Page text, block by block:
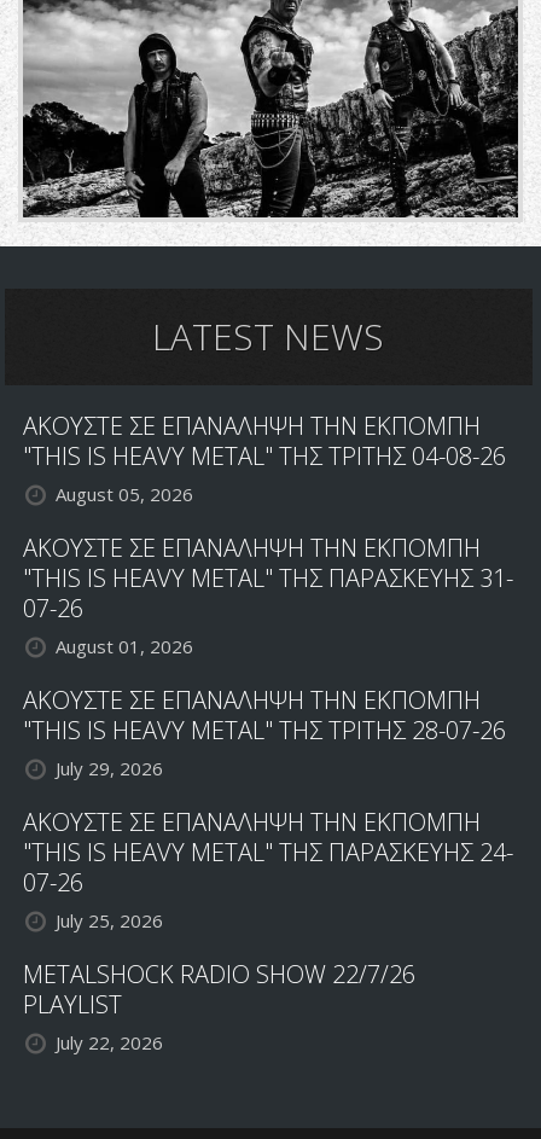
LATEST NEWS
ΑΚΟΥΣΤΕ ΣΕ ΕΠΑΝΑΛΗΨΗ ΤΗΝ ΕΚΠΟΜΠΗ
"THIS IS HEAVY METAL" ΤΗΣ ΤΡΙΤΗΣ 04-08-26
August 05, 2026
ΑΚΟΥΣΤΕ ΣΕ ΕΠΑΝΑΛΗΨΗ ΤΗΝ ΕΚΠΟΜΠΗ
"THIS IS HEAVY METAL" ΤΗΣ ΠΑΡΑΣΚΕΥΗΣ 31-
07-26
August 01, 2026
ΑΚΟΥΣΤΕ ΣΕ ΕΠΑΝΑΛΗΨΗ ΤΗΝ ΕΚΠΟΜΠΗ
"THIS IS HEAVY METAL" ΤΗΣ ΤΡΙΤΗΣ 28-07-26
July 29, 2026
ΑΚΟΥΣΤΕ ΣΕ ΕΠΑΝΑΛΗΨΗ ΤΗΝ ΕΚΠΟΜΠΗ
"THIS IS HEAVY METAL" ΤΗΣ ΠΑΡΑΣΚΕΥΗΣ 24-
07-26
July 25, 2026
METALSHOCK RADIO SHOW 22/7/26
PLAYLIST
July 22, 2026